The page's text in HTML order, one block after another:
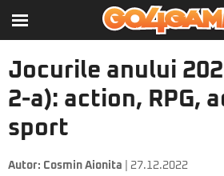
Jocurile anului
2-a): action, RPG,
sport
Autor: Cosmin Aionita | 27.12.2022